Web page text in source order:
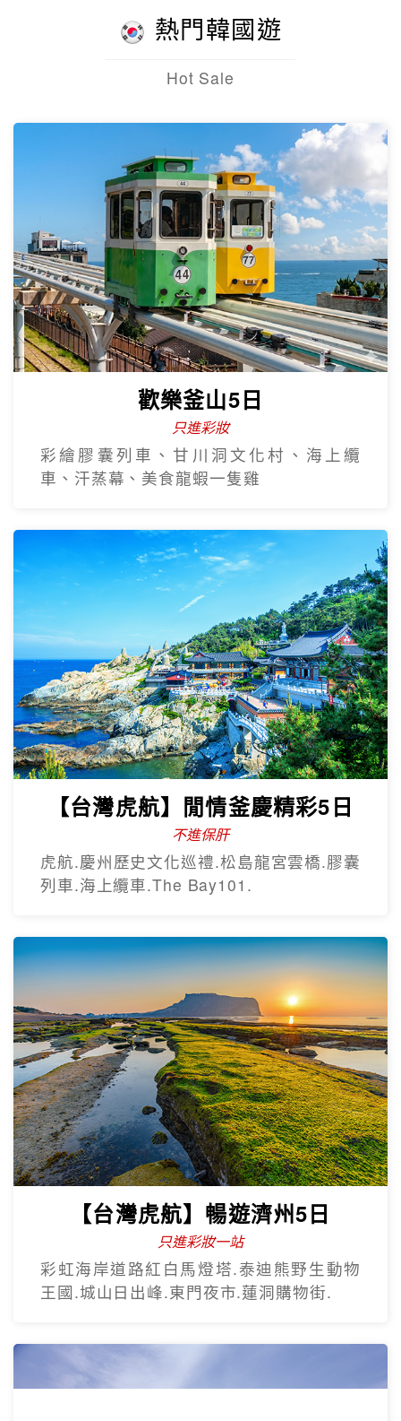
歡樂釜山5日
只進彩妝
彩繪膠囊列車、甘川洞文化村、海上纜
車、汗蒸幕、美食龍蝦一隻雞
【台灣虎航】閒情釜慶精彩5日
不進保肝
虎航.慶州歷史文化巡禮.松島龍宮雲橋.膠囊
列車.海上纜車.The Bay101.
【台灣虎航】暢遊濟州5日
只進彩妝一站
彩虹海岸道路紅白馬燈塔.泰迪熊野生動物
王國.城山日出峰.東門夜市.蓮洞購物街.